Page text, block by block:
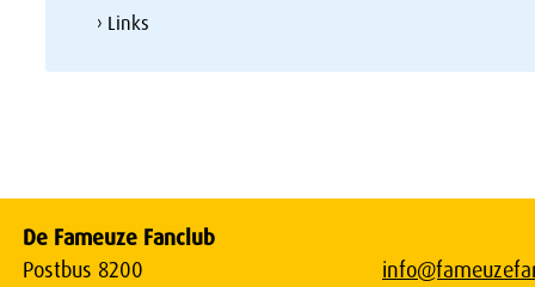
› Links
De Fameuze Fanclub
Postbus 8200